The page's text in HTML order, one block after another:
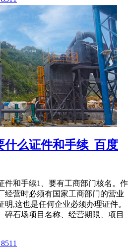
什么证件和手续_百度
件和手续1、要有工商部门核名。作
经营时必须有国家工商部门的营业
明,这也是任何企业必须办理证件。
碎石场项目名称、经营期限、项目